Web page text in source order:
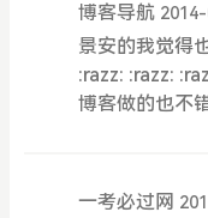
博客导航
景安的我觉得
:razz: :razz:
博客做的也不
一考必过网